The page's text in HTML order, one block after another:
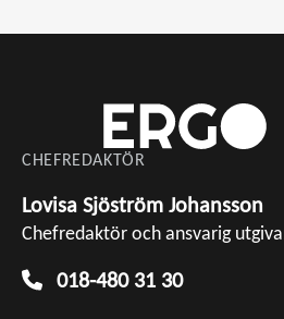
CHEFREDAKTÖR
Lovisa Sjöström Johansson
Chefredaktör och ansvarig
018-480 31 30